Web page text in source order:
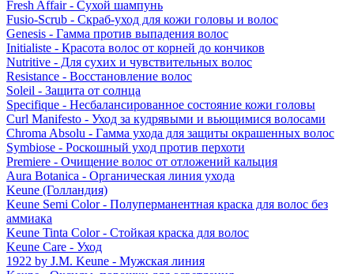
Fresh Affair - Сухой шампунь
Fusio-Scrub - Скраб-уход для кожи головы и волос
Genesis - Гамма против выпадения волос
Initialiste - Красота волос от корней до кончиков
Nutritive - Для сухих и чувствительных волос
Resistance - Восстановление волос
Soleil - Защита от солнца
Specifique - Несбалансированное состояние кожи головы
Curl Manifesto - Уход за кудрявыми и вьющимися волосами
Chroma Absolu - Гамма ухода для защиты окрашенных волос
Symbiose - Роскошный уход против перхоти
Premiere - Очищение волос от отложений кальция
Aura Botanica - Органическая линия ухода
Keune (Голландия)
Keune Semi Color - Полуперманентная краска для волос без
аммиака
Keune Tinta Color - Стойкая краска для волос
Keune Care - Уход
1922 by J.M. Keune - Мужская линия